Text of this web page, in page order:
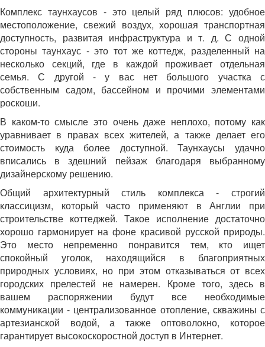
Комплекс таунхаусов - это целый ряд плюсов: удобное
местоположение, свежий воздух, хорошая транспортная
доступность, развитая инфраструктура и т. д. С одной
стороны таунхаус - это тот же коттедж, разделенный на
несколько секций, где в каждой проживает отдельная
семья. С другой - у вас нет большого участка с
собственным садом, бассейном и прочими элементами
роскоши.
В каком-то смысле это очень даже неплохо, потому как
уравнивает в правах всех жителей, а также делает его
стоимость куда более доступной. Таунхаусы удачно
вписались в здешний пейзаж благодаря выбранному
дизайнерскому решению.
Общий архитектурный стиль комплекса - строгий
классицизм, который часто применяют в Англии при
строительстве коттеджей. Такое исполнение достаточно
хорошо гармонирует на фоне красивой русской природы.
Это место непременно понравится тем, кто ищет
спокойный уголок, находящийся в благоприятных
природных условиях, но при этом отказываться от всех
городских прелестей не намерен. Кроме того, здесь в
вашем распоряжении будут все необходимые
коммуникации - централизованное отопление, скважины с
артезианской водой, а также оптоволокно, которое
гарантирует высокоскоростной доступ в Интернет.